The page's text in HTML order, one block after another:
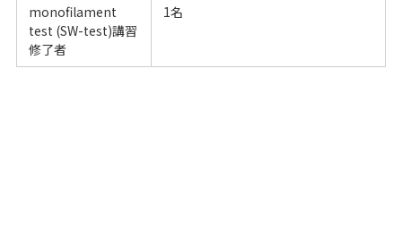
monofilament
test (SW-test)講習
修了者
1名